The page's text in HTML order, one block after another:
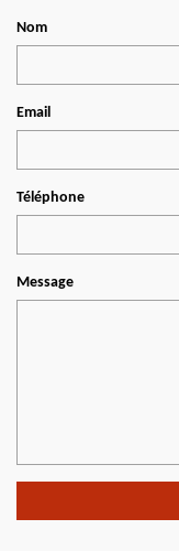
Nom
Email
Téléphone
Message